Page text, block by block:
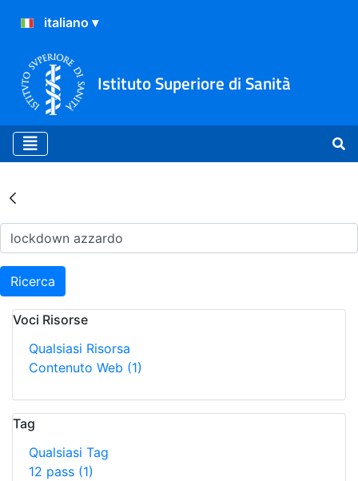
Istituto Superiore di Sanità
Risultati della Ricerca -
Ricerca
Voci Risorse
Qualsiasi Risorsa
Contenuto Web (1)
Tag
Qualsiasi Tag
12 pass (1)